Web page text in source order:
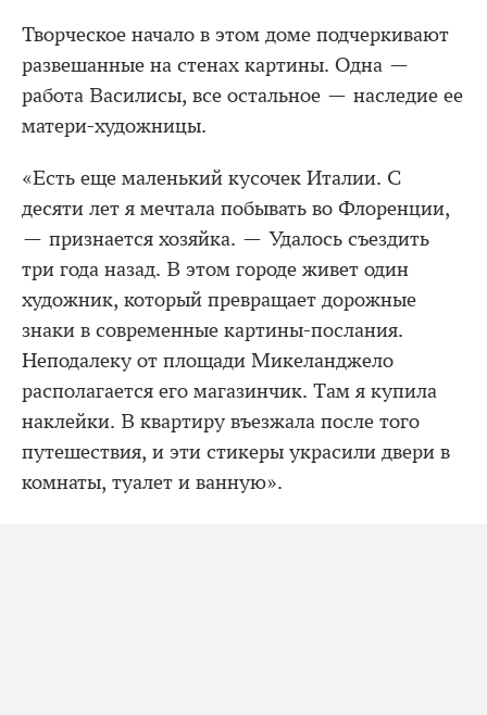
Творческое начало в этом доме подчеркивают
развешанные на стенах картины. Одна —
работа Василисы, все остальное — наследие ее
матери-художницы.
«Есть еще маленький кусочек Италии. С
десяти лет я мечтала побывать во Флоренции,
— признается хозяйка. — Удалось съездить
три года назад. В этом городе живет один
художник, который превращает дорожные
знаки в современные картины-послания.
Неподалеку от площади Микеланджело
располагается его магазинчик. Там я купила
наклейки. В квартиру въезжала после того
путешествия, и эти стикеры украсили двери в
комнаты, туалет и ванную».